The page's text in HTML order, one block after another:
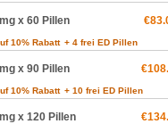
x 60 Pillen
10% Rabatt + 4 frei ED Pillen
x 90 Pillen
10% Rabatt + 10 frei ED Pillen
x 120 Pillen